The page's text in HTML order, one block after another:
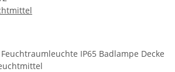
Feuchtraumleuchte IP65 Badlampe Decke